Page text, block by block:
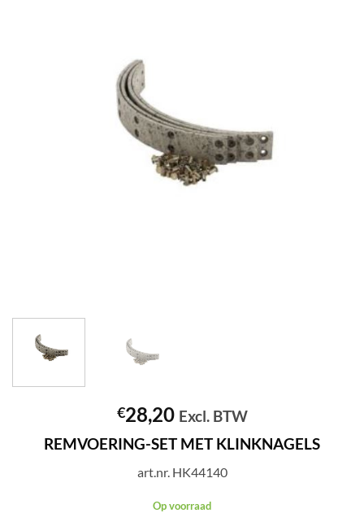
€28,20 Excl. BTW
REMVOERING-SET MET KLINKNAGELS
art.nr. HK44140
Op voorraad